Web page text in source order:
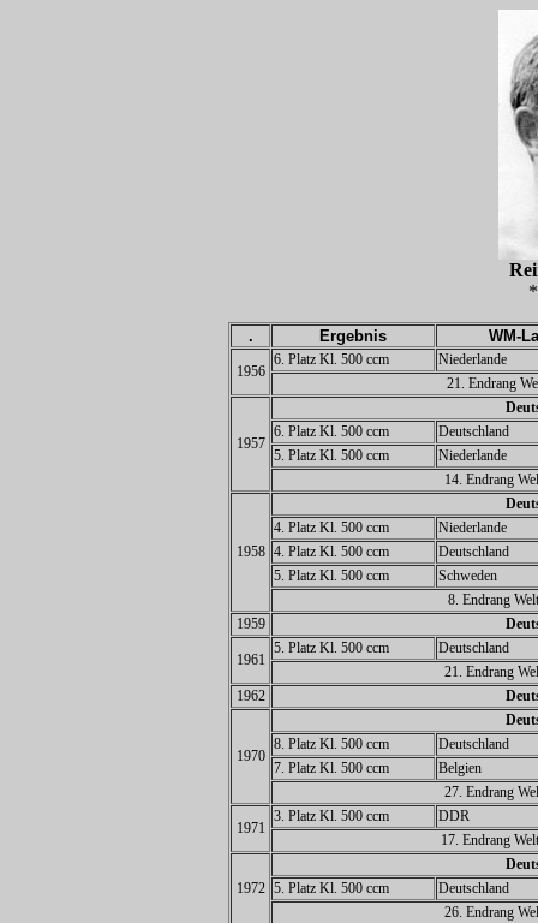
. Ergebnis WM-
1956
6. Platz Kl. 500 ccm
Niederlande
21. Endrang
1957
6. Platz Kl. 500 ccm
Deutschland
5. Platz Kl. 500 ccm
Niederlande
14. Endrang
1958
4. Platz Kl. 500 ccm
Niederlande
4. Platz Kl. 500 ccm
Deutschland
5. Platz Kl. 500 ccm
Schweden
8. Endrang
1959
1961
5. Platz Kl. 500 ccm
Deutschland
21. Endrang
1962
1970
8. Platz Kl. 500 ccm
Deutschland
7. Platz Kl. 500 ccm
Belgien
27. Endrang
1971
3. Platz Kl. 500 ccm
DDR
17. Endrang
1972 5. Platz Kl. 500 ccm
Deutschland
26. Endrang